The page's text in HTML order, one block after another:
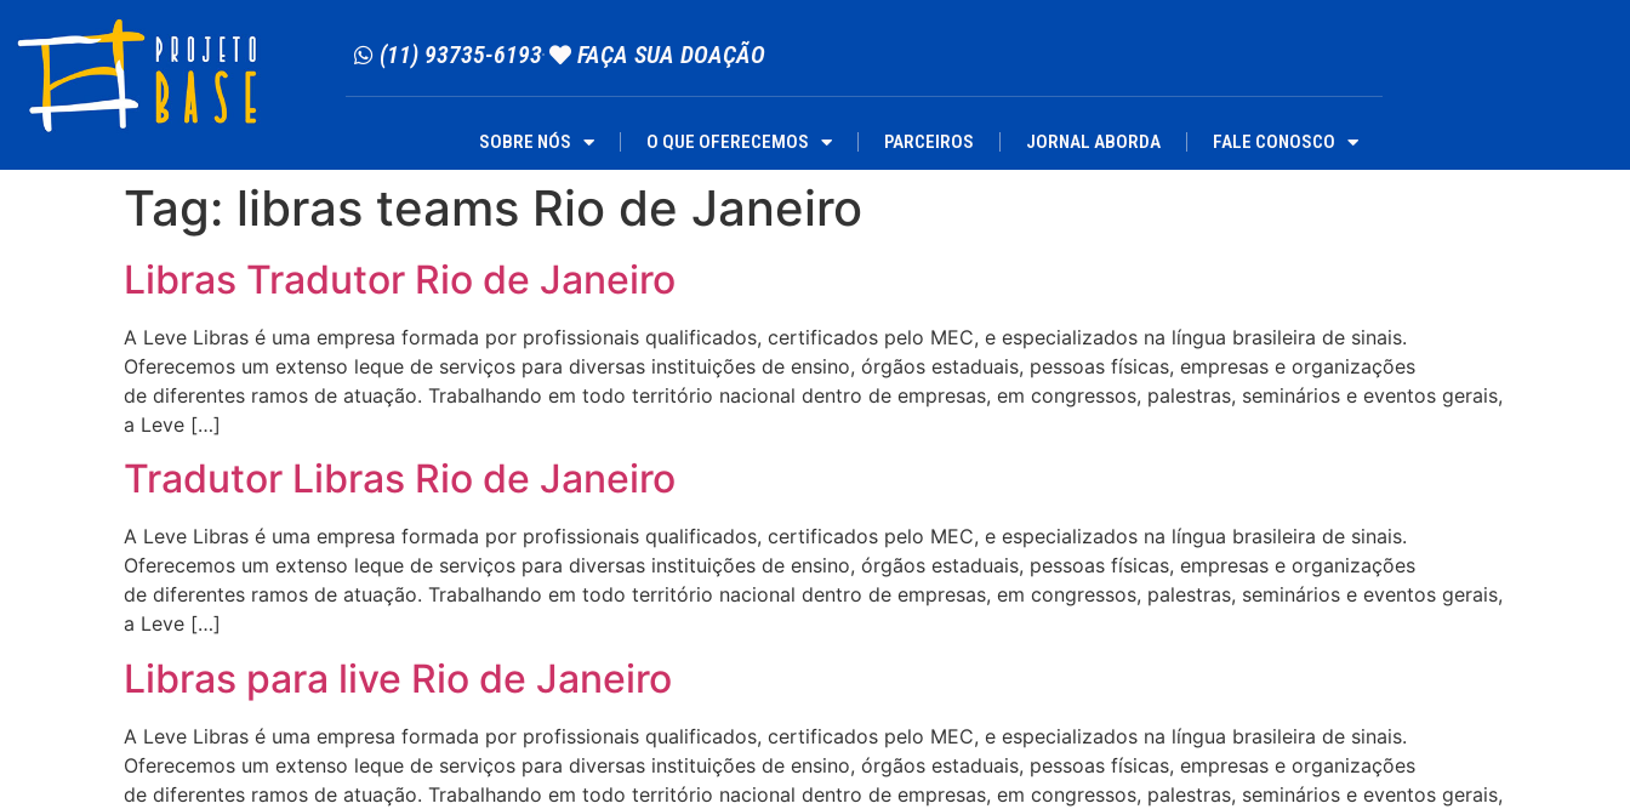
(11) 93735-6193 FAÇA SUA DOAÇÃO
SOBRE NÓS O QUE OFERECEMOS PARCEIROS JORNAL ABORDA FALE CONOSCO
Tag: libras teams Rio de Janeiro
Libras Tradutor Rio de Janeiro
A Leve Libras é uma empresa formada por profissionais qualificados, certificados pelo MEC, e especializados na língua brasileira de sinais.
Oferecemos um extenso leque de serviços para diversas instituições de ensino, órgãos estaduais, pessoas físicas, empresas e organizações
de diferentes ramos de atuação. Trabalhando em todo território nacional dentro de empresas, em congressos, palestras, seminários e eventos gerais,
a Leve […]
Tradutor Libras Rio de Janeiro
A Leve Libras é uma empresa formada por profissionais qualificados, certificados pelo MEC, e especializados na língua brasileira de sinais.
Oferecemos um extenso leque de serviços para diversas instituições de ensino, órgãos estaduais, pessoas físicas, empresas e organizações
de diferentes ramos de atuação. Trabalhando em todo território nacional dentro de empresas, em congressos, palestras, seminários e eventos gerais,
a Leve […]
Libras para live Rio de Janeiro
A Leve Libras é uma empresa formada por profissionais qualificados, certificados pelo MEC, e especializados na língua brasileira de sinais.
Oferecemos um extenso leque de serviços para diversas instituições de ensino, órgãos estaduais, pessoas físicas, empresas e organizações
de diferentes ramos de atuação. Trabalhando em todo território nacional dentro de empresas, em congressos, palestras, seminários e eventos gerais,